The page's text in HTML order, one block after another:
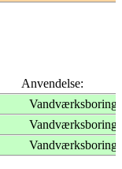
Anvendelse:
Vandværksboring
Vandværksboring
Vandværksboring